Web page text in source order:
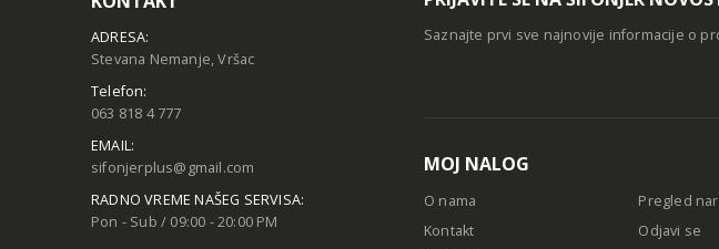
ADRESA:
Stevana Nemanje, Vršac
Telefon:
063 818 4 777
EMAIL:
sifonjerplus@gmail.com
RADNO VREME NAŠEG SERVISA:
Pon - Sub / 09:00 - 20:00 PM
Saznajte prvi sve najnovije informacije o
MOJ NALOG
O nama
Kontakt
Pregled
Odjavi se